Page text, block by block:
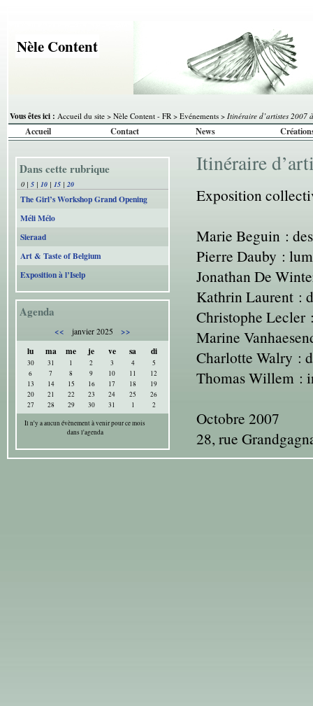
Nèle Content
Vous êtes ici : Accueil du site > Nèle Content - FR > Evénements > Itinéraire d’artistes 2007
Accueil Contact News
Dans cette rubrique
0 | 5 | 10 | 15 | 20
The Girl’s Workshop Grand Opening
Méli Mélo
Sieraad
Art & Taste of Belgium
Exposition à l’Iselp
Agenda
<< janvier 2025
>>
lu
ma me je ve sa di
30 31 1 2 3 4
5
6
7 8 9 10 11
12
13
14 15 16 17 18
19
20
21 22 23 24 25
26
27
28 29 30 31 1
2
Il n'y a aucun évènement à venir pour ce mois
dans l'agenda
Itinéraire
Exposition
Marie Beguin :
Pierre Dauby :
Jonathan De
Kathrin Laurent :
Christophe Lecler
Marine
Charlotte Walry :
Thomas Willem :
Octobre 2007
28, rue